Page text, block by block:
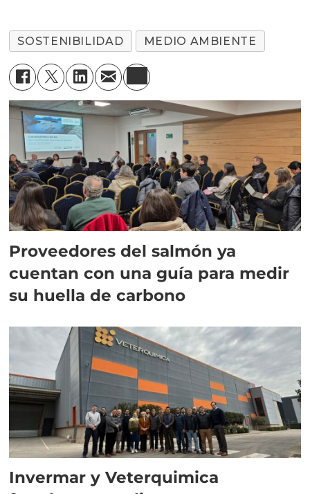
SOSTENIBILIDAD MEDIO AMBIENTE
Proveedores del salmón ya
cuentan con una guía para medir
su huella de carbono
Invermar y Veterquimica